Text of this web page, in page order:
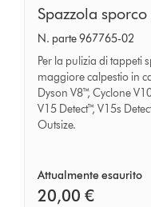
Spazzola
sporco
difficile
Spazzola
N. parte 967765-02
Per la pulizia di tappeti
maggiore calpestio in
Dyson V8™, Cyclone
V15 Detect™, V15s
Outsize.
Attualmente esaurito
20,00 €